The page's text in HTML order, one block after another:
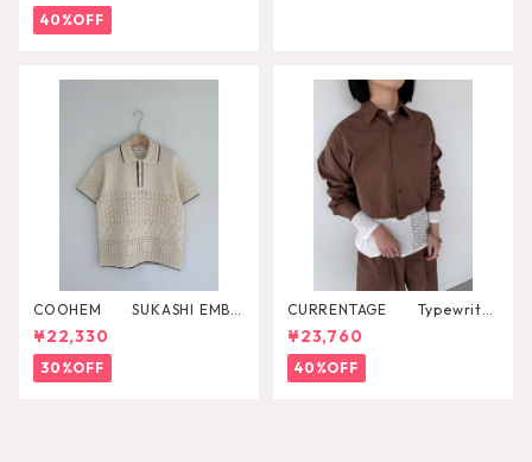
40%OFF
COOHEM SUKASHI EMBO
SSED KNIT PULLOVER
¥22,330
30%OFF
CURRENTAGE Typewriter
Shirt Blouson
¥23,760
40%OFF